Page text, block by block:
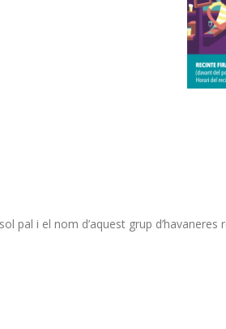
pal i el nom d’aquest grup